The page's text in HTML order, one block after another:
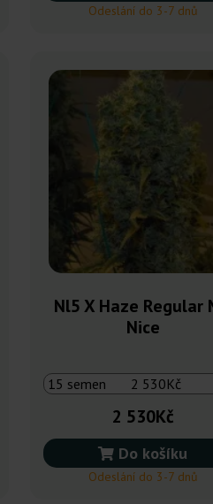
Odeslání do 3-7 dnů
Nl5 X Haze Regular
Nice
2 530Kč
Do košíku
Odeslání do 3-7 dnů